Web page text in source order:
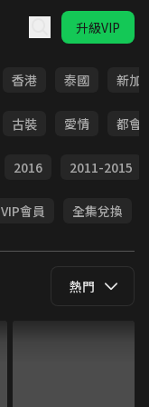
升級VIP
香港 泰國 新加
古裝 愛情 都會
2016 2011-2015
VIP會員 全集兌換
熱門